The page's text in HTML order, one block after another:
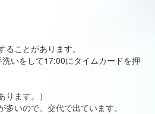
ることがあります。
いをして17:00にタイムカードを押
ます。）
いので、交代で出ています。